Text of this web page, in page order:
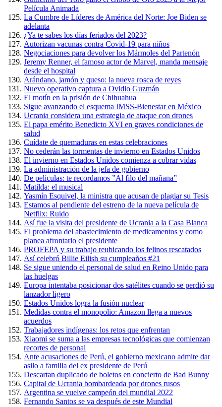
Película Animada
La Cumbre de Líderes de América del Norte: Joe Biden se
adelanta
¿Ya te sabes los días feriados del 2023?
Autorizan vacunas contra Covid-19 para niños
Negociaciones para devolver los Mármoles del Partenón
Jeremy Renner, el famoso actor de Marvel, manda mensaje
desde el hospital
Arándano, jamón y queso: la nueva rosca de reyes
Nuevo operativo captura a Ovidio Guzmán
El motín en la prisión de Chihuahua
Sigue avanzando el esquema IMSS-Bienestar en México
Ucrania considera una estrategia de ataque con drones
El papa emérito Benedicto XVI en graves condiciones de
salud
Cuídate de quemaduras en estas celebraciones
No cederán las tormentas de invierno en Estados Unidos
El invierno en Estados Unidos comienza a cobrar vidas
La administración de la jefa de gobierno
De películas: te recordamos ”Al filo del mañana”
Matilda: el musical
Yasmín Esquivel, la ministra que acusan de plagiar su Tesis
Estamos al pendiente del estreno de la nueva película de
Netflix: Ruido
Así fue la visita del presidente de Ucrania a la Casa Blanca
El problema del abastecimiento de medicamentos y como
planea afrontarlo el presidente
PROFEPA y su trabajo reubicando los felinos rescatados
Así celebró Billie Eilish su cumpleaños #21
Se sigue uniendo el personal de salud en Reino Unido para
las huelgas
Europa intentaba posicionar dos satélites cuando se perdió su
lanzador ligero
Estados Unidos logra la fusión nuclear
Medidas contra el monopolio: Amazon llega a nuevos
acuerdos
Trabajadores indígenas: los retos que enfrentan
Xiaomi se suma a las empresas tecnológicas que comienzan
recortes de personal
Ante acusaciones de Perú, el gobierno mexicano admite dar
asilo a familia del ex presidente de Perú
Descartan duplicado de boletos en concierto de Bad Bunny
Capital de Ucrania bombardeada por drones rusos
Argentina se vuelve campeón del mundial 2022
Fernando Santos se va después de este Mundial